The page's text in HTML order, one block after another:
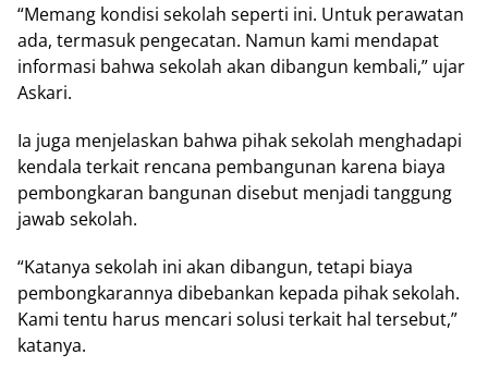
“Memang kondisi sekolah seperti ini. Untuk perawatan
ada, termasuk pengecatan. Namun kami mendapat
informasi bahwa sekolah akan dibangun kembali,” ujar
Askari.
Ia juga menjelaskan bahwa pihak sekolah menghadapi
kendala terkait rencana pembangunan karena biaya
pembongkaran bangunan disebut menjadi tanggung
jawab sekolah.
“Katanya sekolah ini akan dibangun, tetapi biaya
pembongkarannya dibebankan kepada pihak sekolah.
Kami tentu harus mencari solusi terkait hal tersebut,”
katanya.